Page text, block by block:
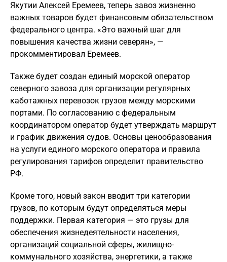
Якутии Алексей Еремеев, теперь завоз жизненно
важных товаров будет финансовым обязательством
федерального центра. «Это важный шаг для
повышения качества жизни северян», —
прокомментировал Еремеев.
Также будет создан единый морской оператор
северного завоза для организации регулярных
каботажных перевозок грузов между морскими
портами. По согласованию с федеральным
координатором оператор будет утверждать маршрут
и график движения судов. Основы ценообразования
на услуги единого морского оператора и правила
регулирования тарифов определит правительство
РФ.
Кроме того, новый закон вводит три категории
грузов, по которым будут определяться меры
поддержки. Первая категория — это грузы для
обеспечения жизнедеятельности населения,
организаций социальной сферы, жилищно-
коммунального хозяйства, энергетики, а также